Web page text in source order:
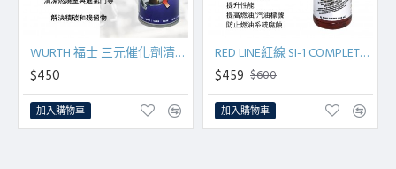
WURTH 福士 三元催化劑清洗劑 350ml
$450
加入購物車
RED LINE紅線 SI-1 COMPLETE 汽油精443ml
$459 $600
加入購物車